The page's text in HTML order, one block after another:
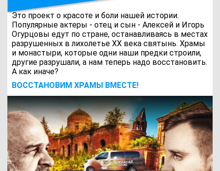
Это проект о красоте и боли нашей истории.
Популярные актеры - отец и сын - Алексей и Игорь
Огурцовы едут по стране, останавливаясь в местах
разрушенных в лихолетье ХХ века святынь. Храмы
и монастыри, которые одни наши предки строили,
другие разрушали, а нам теперь надо восстановить.
А как иначе?
ВОCСТАНОВИМ ХРАМЫ ВМЕСТЕ!